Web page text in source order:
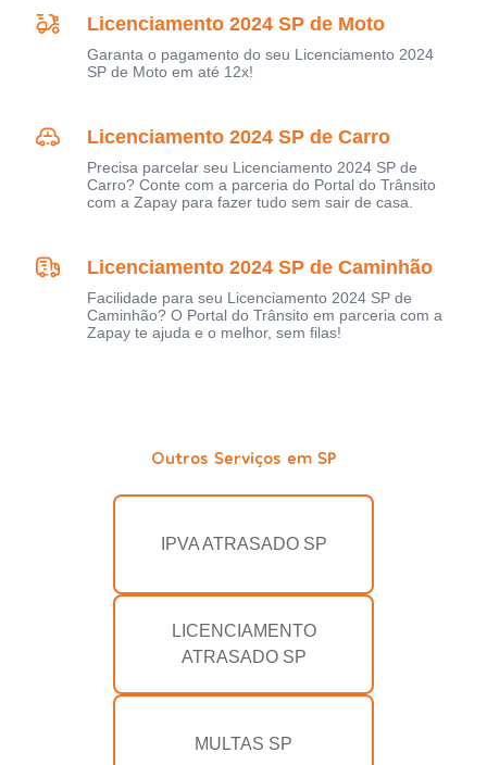
Licenciamento 2024 SP de Moto
Garanta o pagamento do seu Licenciamento 2024
SP de Moto em até 12x!
Licenciamento 2024 SP de Carro
Precisa parcelar seu Licenciamento 2024 SP de
Carro? Conte com a parceria do Portal do Trânsito
com a Zapay para fazer tudo sem sair de casa.
Licenciamento 2024 SP de Caminhão
Facilidade para seu Licenciamento 2024 SP de
Caminhão? O Portal do Trânsito em parceria com a
Zapay te ajuda e o melhor, sem filas!
Outros Serviços em SP
IPVA ATRASADO SP
LICENCIAMENTO
ATRASADO SP
MULTAS SP